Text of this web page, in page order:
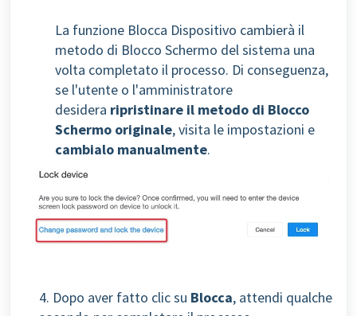
La funzione Blocca Dispositivo cambierà il
metodo di Blocco Schermo del sistema una
volta completato il processo. Di conseguenza,
se l'utente o l'amministratore
desidera ripristinare il metodo di Blocco
Schermo originale, visita le impostazioni e
cambialo manualmente.
4. Dopo aver fatto clic su Blocca, attendi qualche